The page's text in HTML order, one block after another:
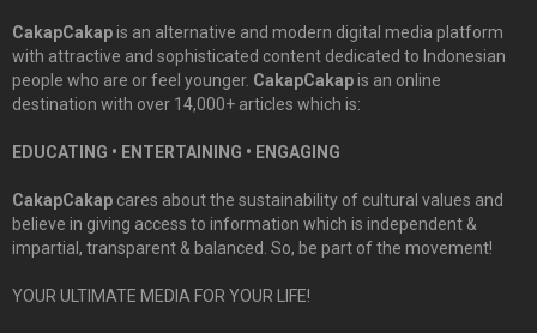
CakapCakapis an alternative and modern digital media platform
with attractive and sophisticated content dedicated to Indonesian
people who are or feel younger. CakapCakapis an online
destination with over 14,000+ articles which is:
EDUCATING • ENTERTAINING • ENGAGING
CakapCakap cares about the sustainability of cultural values and
believe in giving access to information which is independent &
impartial, transparent & balanced. So, be part of the movement!
YOUR ULTIMATE MEDIA FOR YOUR LIFE!